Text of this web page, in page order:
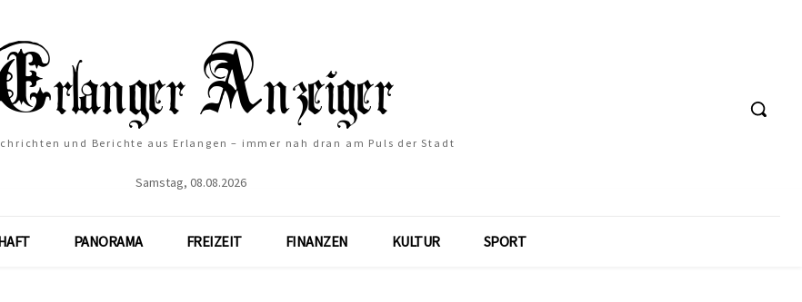
und Berichte aus Erlangen – immer nah dran am Puls der Stadt
Samstag, 08.08.2026
PANORAMA FREIZEIT FINANZEN KULTUR SPORT